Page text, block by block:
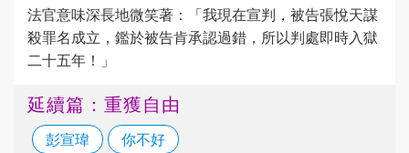
法官意味深長地微笑著：「我現在宣判，被告張悅天謀
殺罪名成立，鑑於被告肯承認過錯，所以判處即時入獄
二十五年！」
延續篇：重獲自由
彭宣瑋 你不好